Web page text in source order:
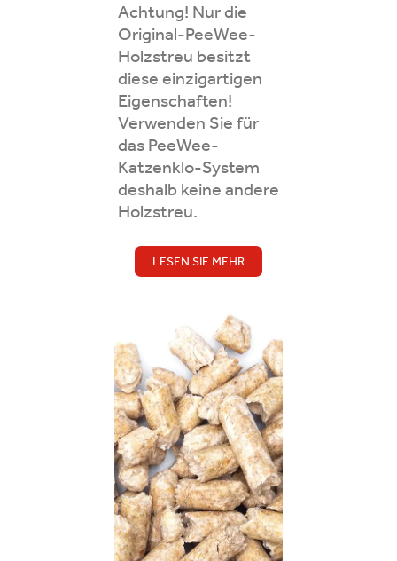
Achtung! Nur die
Original-PeeWee-
Holzstreu besitzt
diese einzigartigen
Eigenschaften!
Verwenden Sie für
das PeeWee-
Katzenklo-System
deshalb keine andere
Holzstreu.
LESEN SIE MEHR